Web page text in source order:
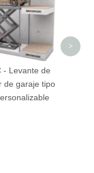
- Levante de
de garaje tipo
>